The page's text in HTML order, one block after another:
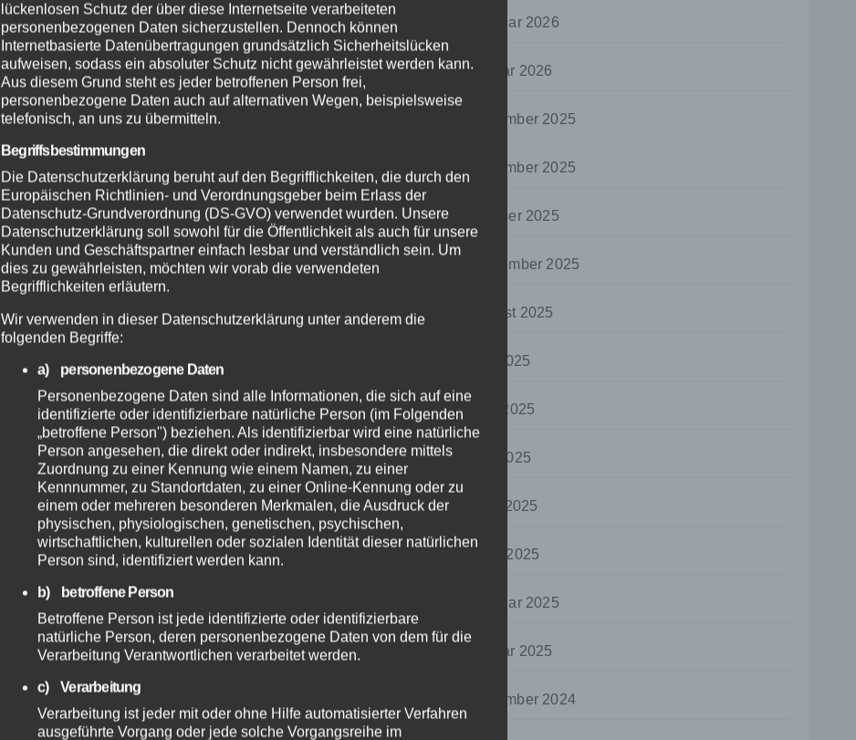
Februar 2026
Januar 2026
Dezember 2025
November 2025
Oktober 2025
September 2025
August 2025
Juli 2025
Juni 2025
Mai 2025
April 2025
März 2025
Februar 2025
Januar 2025
Dezember 2024
lückenlosen Schutz der über diese Internetseite verarbeiteten
personenbezogenen Daten sicherzustellen. Dennoch können
Internetbasierte Datenübertragungen grundsätzlich Sicherheitslücken
aufweisen, sodass ein absoluter Schutz nicht gewährleistet werden kann.
Aus diesem Grund steht es jeder betroffenen Person frei,
personenbezogene Daten auch auf alternativen Wegen, beispielsweise
telefonisch, an uns zu übermitteln.
Begriffsbestimmungen
Die Datenschutzerklärung beruht auf den Begrifflichkeiten, die durch den
Europäischen Richtlinien- und Verordnungsgeber beim Erlass der
Datenschutz-Grundverordnung (DS-GVO) verwendet wurden. Unsere
Datenschutzerklärung soll sowohl für die Öffentlichkeit als auch für unsere
Kunden und Geschäftspartner einfach lesbar und verständlich sein. Um
dies zu gewährleisten, möchten wir vorab die verwendeten
Begrifflichkeiten erläutern.
Wir verwenden in dieser Datenschutzerklärung unter anderem die
folgenden Begriffe:
a) personenbezogene Daten
Personenbezogene Daten sind alle Informationen, die sich auf eine
identifizierte oder identifizierbare natürliche Person (im Folgenden
„betroffene Person") beziehen. Als identifizierbar wird eine natürliche
Person angesehen, die direkt oder indirekt, insbesondere mittels
Zuordnung zu einer Kennung wie einem Namen, zu einer
Kennnummer, zu Standortdaten, zu einer Online-Kennung oder zu
einem oder mehreren besonderen Merkmalen, die Ausdruck der
physischen, physiologischen, genetischen, psychischen,
wirtschaftlichen, kulturellen oder sozialen Identität dieser natürlichen
Person sind, identifiziert werden kann.
b) betroffene Person
Betroffene Person ist jede identifizierte oder identifizierbare
natürliche Person, deren personenbezogene Daten von dem für die
Verarbeitung Verantwortlichen verarbeitet werden.
c) Verarbeitung
Verarbeitung ist jeder mit oder ohne Hilfe automatisierter Verfahren
ausgeführte Vorgang oder jede solche Vorgangsreihe im